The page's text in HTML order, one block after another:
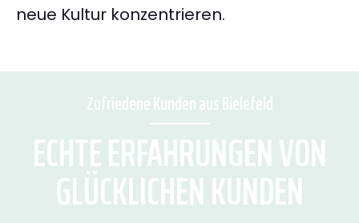
neue Kultur konzentrieren.
Zufriedene Kunden aus Bielefeld
ECHTE ERFAHRUNGEN VON
GLÜCKLICHEN KUNDEN